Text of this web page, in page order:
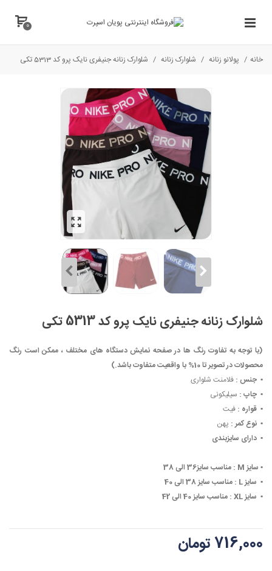
0
خانه / پولانو زنانه / شلوارک زنانه / شلوارک زنانه جنیفری نایک پرو کد 5313 تکی
شلوارک زنانه جنیفری نایک پرو کد 5313 تکی
(با توجه به تفاوت رنگ ها در صفحه نمایش دستگاه های مختلف ، ممکن است رنگ
محصولات در تصویر تا 10% با واقعیت متفاوت باشد.)
• ‏ جنس : فلامنت شلواری
• ‏ چاپ : سیلیکونی
• ‏ قواره : فیت
• ‏ نوع کمر : پهن
• ‏ دارای سایزبندی
• ‏ سایز M :
مناسب سایز36 الی 38
• ‏ سایز L :
مناسب سایز 38 الی 40
• ‏ سایز XL : مناسب سایز 40 الی 42
716,000 تومان